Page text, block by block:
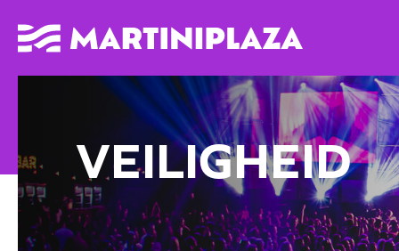
VEILIGHEID